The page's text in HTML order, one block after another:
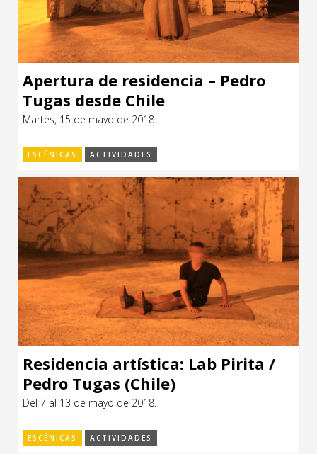
Apertura de residencia – Pedro
Tugas desde Chile
Martes, 15 de mayo de 2018.
ESCÉNICAS ACTIVIDADES
Residencia artística: Lab Pirita /
Pedro Tugas (Chile)
Del 7 al 13 de mayo de 2018.
ESCÉNICAS ACTIVIDADES